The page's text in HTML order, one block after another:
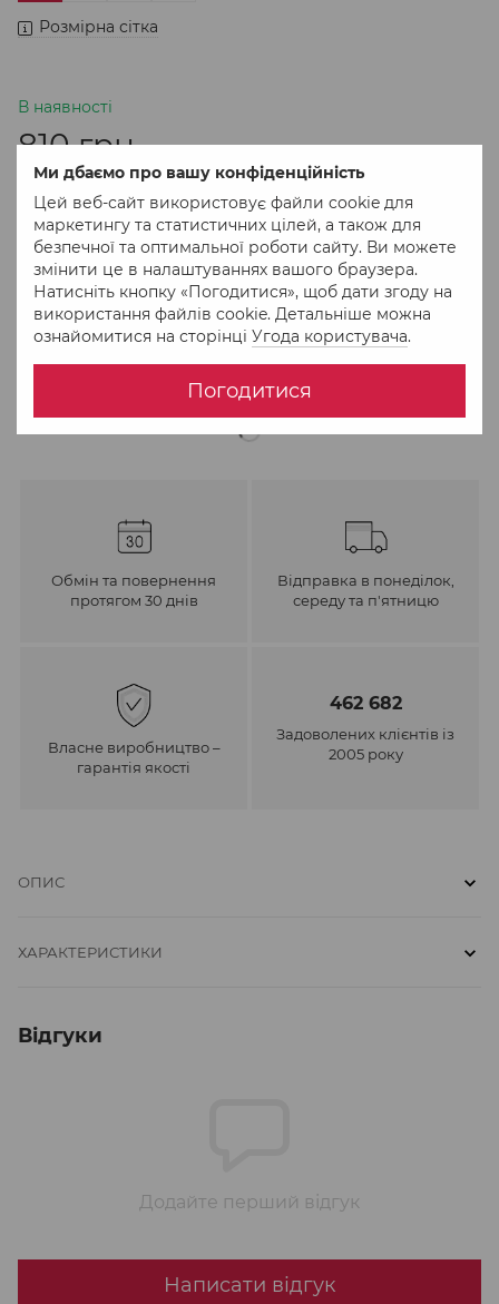
Ми дбаємо про вашу конфіденційність
Цей веб-сайт використовує файли cookie для
маркетингу та статистичних цілей, а також для
безпечної та оптимальної роботи сайту. Ви можете
змінити це в налаштуваннях вашого браузера.
Натисніть кнопку «Погодитися», щоб дати згоду на
використання файлів cookie. Детальніше можна
ознайомитися на сторінці Угода користувача.
Погодитися
Розмірна сітка
В наявності
810 грн
В кошик
Придбати в 1 клік
До обраного Порівняти
Обмін та повернення
протягом 30 днів
Відправка в понеділок,
середу та п'ятницю
Власне виробництво –
гарантія якості
462 682
Задоволених клієнтів із
2005 року
ОПИС
ХАРАКТЕРИСТИКИ
Відгуки
Додайте перший відгук
Написати відгук